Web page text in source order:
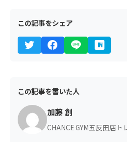
この記事をシェア
この記事を書いた人
加藤 創
CHANCE GYM五反田店